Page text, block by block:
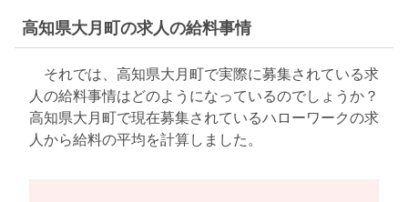
高知県大月町の求人の給料事情
それでは、高知県大月町で実際に募集されている求
人の給料事情はどのようになっているのでしょうか？
高知県大月町で現在募集されているハローワークの求
人から給料の平均を計算しました。